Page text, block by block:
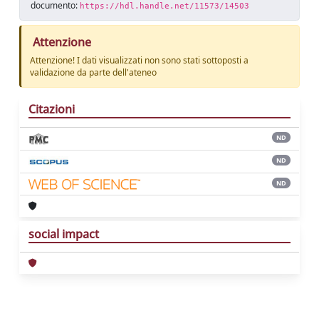
documento: https://hdl.handle.net/11573/14503
Attenzione
Attenzione! I dati visualizzati non sono stati sottoposti a
validazione da parte dell'ateneo
Citazioni
ND
ND
ND
social impact